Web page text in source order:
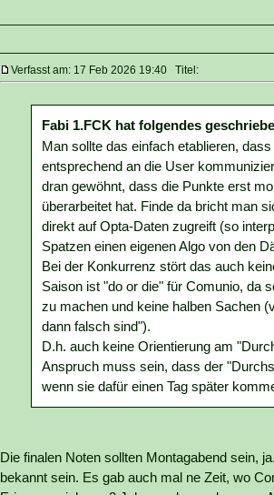
Verfasst am: 17 Feb 2026 19:40 Titel:
Fabi 1.FCK hat folgendes
Man sollte das einfach etablieren,
entsprechend an die User
dran gewöhnt, dass die Punkte erst
überarbeitet hat. Finde da bricht man
direkt auf Opta-Daten zugreift (so
Spatzen einen eigenen Algo von den
Bei der Konkurrenz stört das auch
Saison ist "do or die" für Comunio, da
zu machen und keine halben Sachen
dann falsch sind").
D.h. auch keine Orientierung am
Anspruch muss sein, dass der
wenn sie dafür einen Tag später
Die finalen Noten sollten Montagabend sein,
bekannt sein. Es gab auch mal ne Zeit, wo